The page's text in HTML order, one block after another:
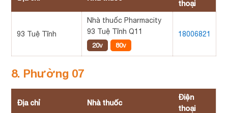
thoại
93 Tuệ Tĩnh
Nhà thuốc Pharmacity
93 Tuệ Tĩnh Q11
20v 80v
18006821
8. Phường 07
Địa chỉ Nhà thuốc
Điện
thoại